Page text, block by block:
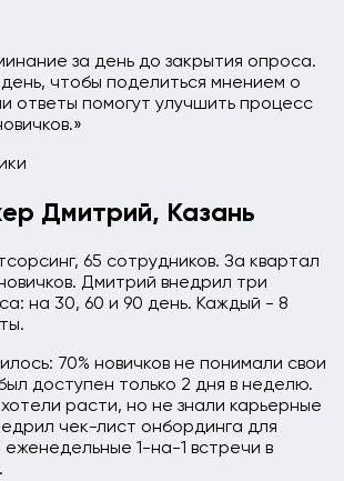
за день до закрытия опроса.
чтобы поделиться мнением о
ответы помогут улучшить процесс
Дмитрий, Казань
65 сотрудников. За квартал
Дмитрий внедрил три
на 30, 60 и 90 день. Каждый - 8
70% новичков не понимали свои
доступен только 2 дня в неделю.
расти, но не знали карьерные
чек-лист онбординга для
1-на-1 встречи в